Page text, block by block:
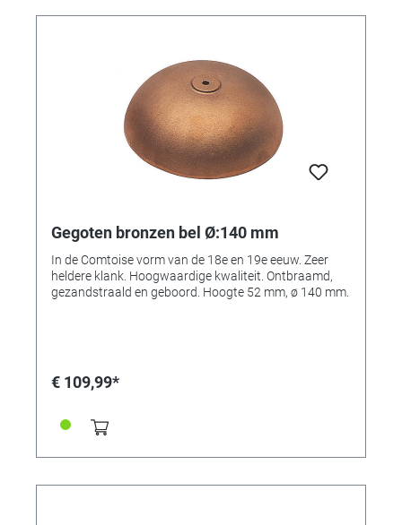
Gegoten bronzen bel Ø:140 mm
In de Comtoise vorm van de 18e en 19e eeuw. Zeer
heldere klank. Hoogwaardige kwaliteit. Ontbraamd,
gezandstraald en geboord. Hoogte 52 mm, ø 140 mm.
€ 109,99*